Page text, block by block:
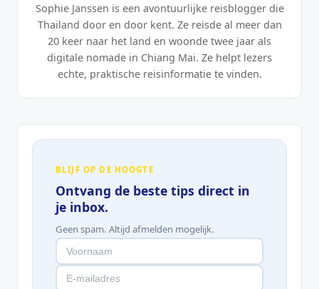
Sophie Janssen is een avontuurlijke reisblogger die
Thailand door en door kent. Ze reisde al meer dan
20 keer naar het land en woonde twee jaar als
digitale nomade in Chiang Mai. Ze helpt lezers
echte, praktische reisinformatie te vinden.
BLIJF OP DE HOOGTE
Ontvang de beste tips direct in
je inbox.
Geen spam. Altijd afmelden mogelijk.